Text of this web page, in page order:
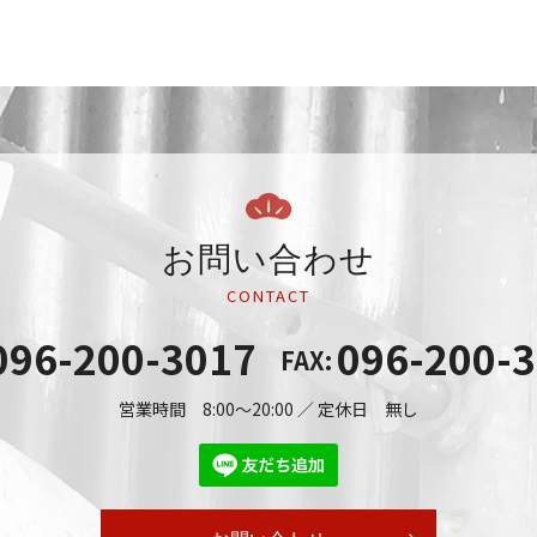
お問い合わせ
CONTACT
200-3017 FAX: 096-200-
営業時間 8:00～20:00 ／ 定休日 無し